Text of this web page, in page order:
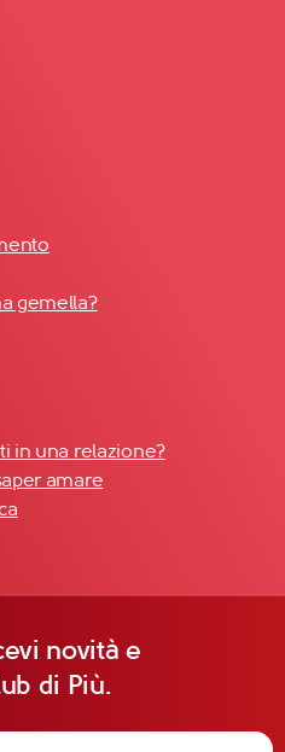
gemella?
in una relazione?
amare
novità e
di Più.